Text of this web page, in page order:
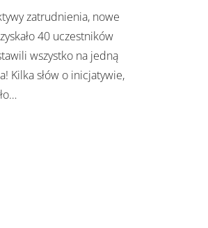
zatrudnienia, nowe
40 uczestników
wszystko na jedną
Kilka słów o inicjatywie,
…